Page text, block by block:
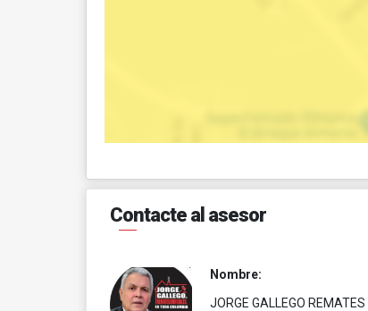
Contacte al asesor
Nombre:
JORGE GALLEGO REMATES